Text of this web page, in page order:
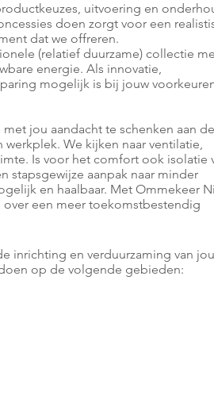
uitvoering en
doen zorgt voor een
dat we offreren.
(relatief duurzame) collectie
energie. Als innovatie,
mogelijk is bij jouw
jou aandacht te schenken aan de
We kijken naar ventilatie,
Is voor het comfort ook isolatie
stapsgewijze aanpak naar minder
en haalbaar. Met Ommekeer
over een meer toekomstbestendig
inrichting en verduurzaming van
op de volgende gebieden: